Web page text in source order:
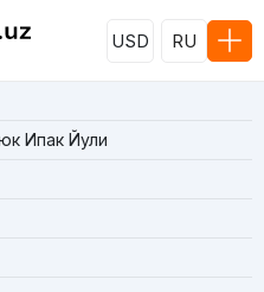
USD RU
Ипак Йули